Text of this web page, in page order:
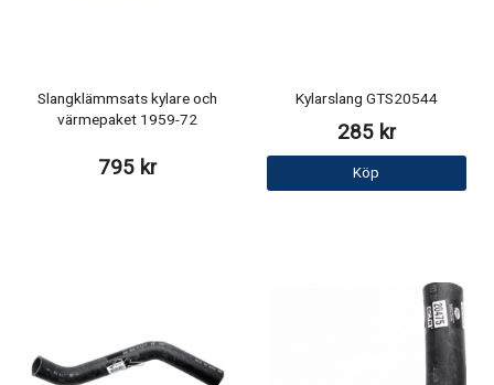
Slangklämmsats kylare och
värmepaket 1959-72
795 kr
Kylarslang GTS20544
285 kr
Köp